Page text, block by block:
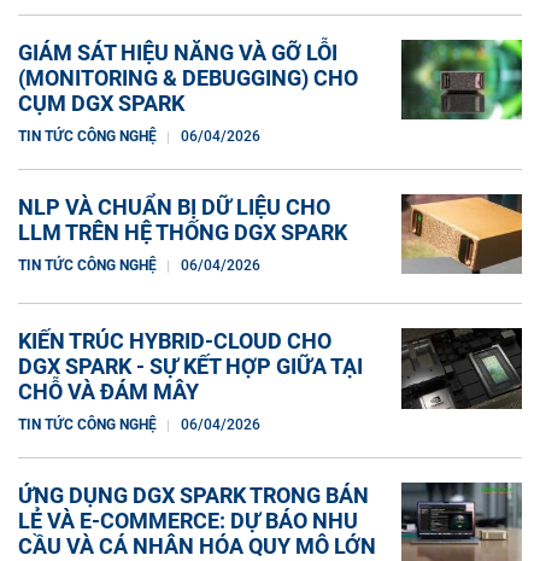
GIÁM SÁT HIỆU NĂNG VÀ GỠ LỖI
(MONITORING & DEBUGGING) CHO
CỤM DGX SPARK
TIN TỨC CÔNG NGHỆ 06/04/2026
NLP VÀ CHUẨN BỊ DỮ LIỆU CHO
LLM TRÊN HỆ THỐNG DGX SPARK
TIN TỨC CÔNG NGHỆ 06/04/2026
KIẾN TRÚC HYBRID-CLOUD CHO
DGX SPARK - SỰ KẾT HỢP GIỮA TẠI
CHỖ VÀ ĐÁM MÂY
TIN TỨC CÔNG NGHỆ 06/04/2026
ỨNG DỤNG DGX SPARK TRONG BÁN
LẺ VÀ E-COMMERCE: DỰ BÁO NHU
CẦU VÀ CÁ NHÂN HÓA QUY MÔ LỚN